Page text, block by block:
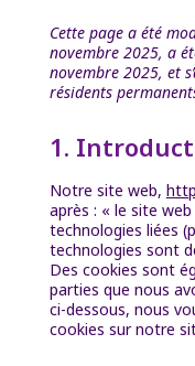
Cette page a été
novembre 2025, a
novembre 2025, et
résidents
1.
Notre site web,
après : « le site
technologies liées
technologies sont
Des cookies sont
parties que nous
ci-dessous, nous
cookies sur notre